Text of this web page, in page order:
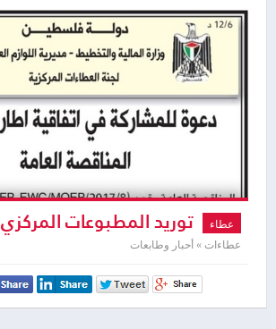
عطاء توريد المطبوعات المركزي
عطاءات » أحبار وطابعات